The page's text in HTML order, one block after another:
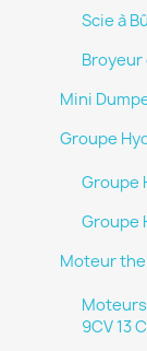
Scie à
Broyeur
Mini
Groupe
Groupe
Groupe
Moteur
9CV 13